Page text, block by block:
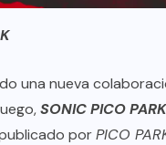
una nueva
SONIC PICO PARK
porPICO